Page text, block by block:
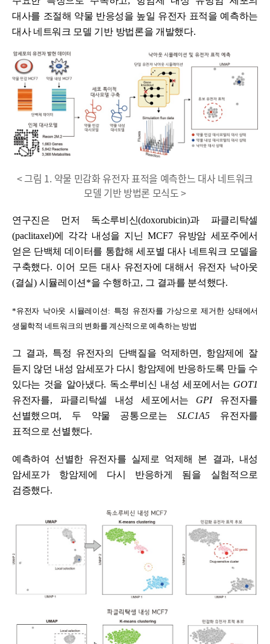
대사를 조절해 약물 반응성을 높일 유전자 표적을 예측하는
대사 네트워크 모델 기반 방법론을 개발했다.
< 그림 1. 약물 민감화 유전자 표적을 예측한느 대사 네트워크
모델 기반 방법론 모식도 >
연구진은 먼저 독소루비신(doxorubicin)과 파클리탁셀
(paclitaxel)에 각각 내성을 지닌MCF7 유방암 세포주에서
얻은 단백체 데이터를 통합해 세포별 대사 네트워크 모델을
구축했다. 이어 모든 대사 유전자에 대해서 유전자 낙아웃
(결실) 시뮬레이션 *을 수행하고, 그 결과를 분석했다.
*유전자 낙아웃 시뮬레이션 : 특정 유전자를 가상으로 제거한 상태에서
생물학적 네트워크의 변화를 계산적으로 예측하는 방법
그 결과, 특정 유전자의 단백질을 억제하면 , 항암제에 잘
듣지 않던 내성 암세포가 다시 항암제에 반응하도록 만들 수
있다는 것을 알아냈다. 독소루비신 내성 세포에서는 GOT1
유전자를, 파클리탁셀 내성 세포에서는 GPI 유전자를
선별했으며, 두 약물 공통으로는SLC1A5 유전자를
표적으로 선별했다.
예측하여 선별한 유전자를 실제로 억제해 본 결과, 내성
암세포가 항암제에 다시 반응하게 됨을 실험적으로
검증했다.